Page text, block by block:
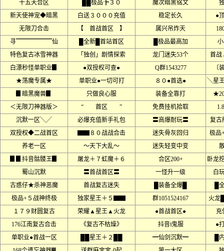
十五天合区
██极品╊３０ 魔次暗黑铭文
新天使神宠◆暗黑
白送３０００充值 稳定长久
●
无限刀合击
【 首战首区 】 属兴吊炸天
寻﹌﹌﹌﹌﹌﹌仙
█全新█首站首区 █极品最高加
特色复古冰雪神器
「独创」剧情探索 龙门迷失53个
首
白漂秒怪单职业▊
●双授权可查● Q群1543277
〔
★荡魔专属★
单职业●一切可打 ８０●首选●
╲星
▊暗黑魔兽▊
只做良心服 装备全靠打
＜无限刀神器版＞
“ 首区 ” 免费挂机拾取
沉默一区╲╱
必爆充值新手礼包 〓高爆耐玩〓
复古
双授权◆二战首区
▇▇８０战战合击 迷失骨灰回归
极品
养老一区
～天下大乱～ 迷失轻变中变
▊▊抖音骷髅王▊
屠龙＋７虹魔＋６ 合区200+
卧龙
蜀山沉默
〓首战首区〓 一怪升一级
白
古惑仔★杀神恶魔
首战复古迷失 █装备全爆█
█
极品+５战神终极
独家星王＋５▇▇ 群1051524167
火龙
１７９财圆复古
荣耀▲星王▲火龙 ●首战首区●
充
176江南复古合击
《复古不枯燥》 抖音‖鬼服
●
单职业●首战一区
██星王＋２██ ━仙剑沉默━
█